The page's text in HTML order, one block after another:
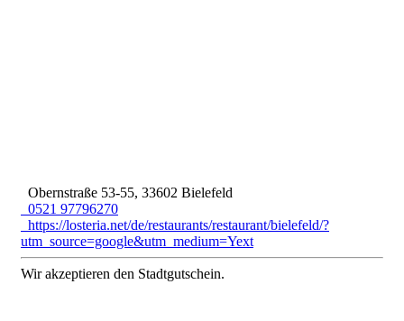
Obernstraße 53-55, 33602 Bielefeld
0521 97796270
https://losteria.net/de/restaurants/restaurant/bielefeld/?
utm_source=google&utm_medium=Yext
Wir akzeptieren den Stadtgutschein.